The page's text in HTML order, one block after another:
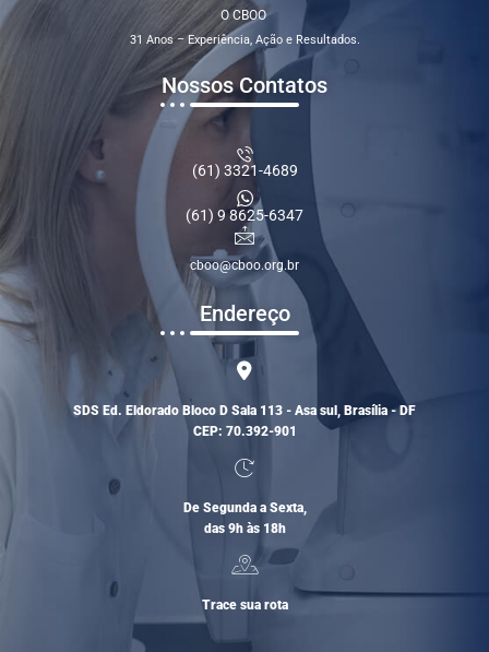
O CBOO
31 Anos – Experiência, Ação e Resultados.
Nossos Contatos
(61) 3321-4689
(61) 9 8625-6347
cboo@cboo.org.br
Endereço
SDS Ed. Eldorado Bloco D Sala 113 - Asa sul, Brasília - DF
CEP: 70.392-901
De Segunda a Sexta,
das 9h às 18h
Trace sua rota